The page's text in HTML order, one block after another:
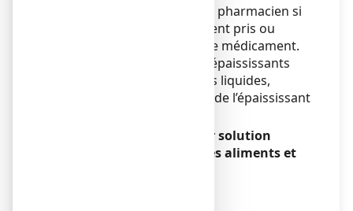
Informez votre médecin ou pharmacien si
vous prenez, avez récemment pris ou
pourriez prendre tout autre médicament.
Si vous avez recours à des épaississants
pour faciliter l’ingestion des liquides,
FORLAX peut contrer l’effet de l’épaississant
FORLAX 10 g, poudre pour solution
buvable en sachet avec des aliments et